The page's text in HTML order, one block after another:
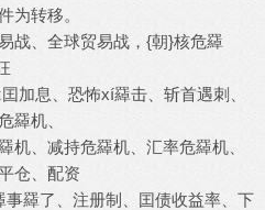
为转移。
战、全球贸易战，{朝}核危羄
加息、恐怖xí羄击、斩首遇刺、
羄机、
机、减持危羄机、汇率危羄机、
仓、配资
事羄了、注册制、囯债收益率、下